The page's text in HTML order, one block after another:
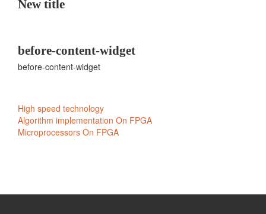
New title
before-content-widget
before-content-widget